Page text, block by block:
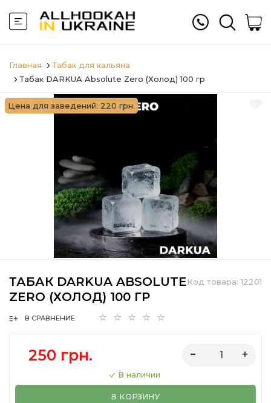
Главная
Табак для кальяна
Табак DARKUA Absolute Zero (Холод) 100 гр
Цена для заведений: 220 грн.
Код товара: 12201
ТАБАК DARKUA ABSOLUTE
ZERO (ХОЛОД) 100 ГР
В СРАВНЕНИЕ
250 грн.
В наличии
В КОРЗИНУ